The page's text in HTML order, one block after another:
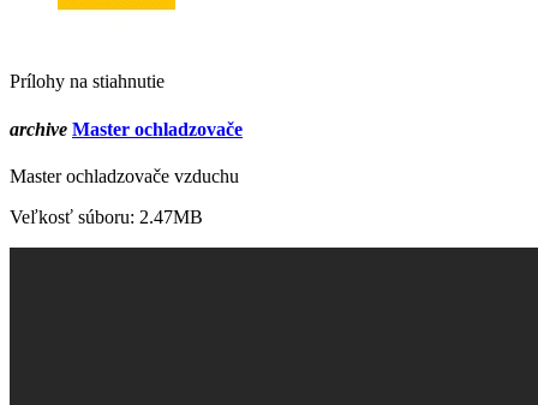
Prílohy na stiahnutie
archive Master ochladzovače
Master ochladzovače vzduchu
Veľkosť súboru: 2.47MB